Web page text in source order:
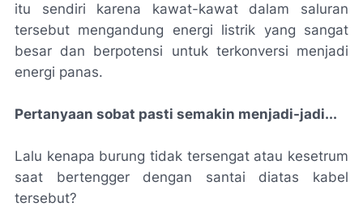
itu sendiri karena kawat-kawat dalam saluran
tersebut mengandung energi listrik yang sangat
besar dan berpotensi untuk terkonversi menjadi
energi panas.
Pertanyaan sobat pasti semakin menjadi-jadi...
Lalu kenapa burung tidak tersengat atau kesetrum
saat bertengger dengan santai diatas kabel
tersebut?